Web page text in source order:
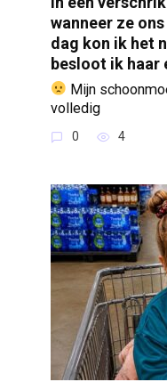
wanneer ze
dag kon ik het
besloot ik haar
Mijn
volledig
0 4